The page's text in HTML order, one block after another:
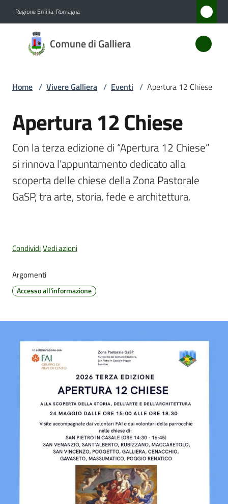
Regione Emilia-Romagna
Comune di Galliera
Comune
di
Novità
Servizi
Vivere
Galliera
Amministrazione
Trasparente
gli
Home / Vivere Galliera / Eventi / Apertura 12 Chiese
Salta al contenuto
Apertura 12 Chiese
Con la terza edizione di “Apertura 12 Chiese”
si rinnova l’appuntamento dedicato alla
scoperta delle chiese della Zona Pastorale
GaSP, tra arte, storia, fede e architettura.
CondividiVedi azioni
Argomenti
Accesso all'informazione